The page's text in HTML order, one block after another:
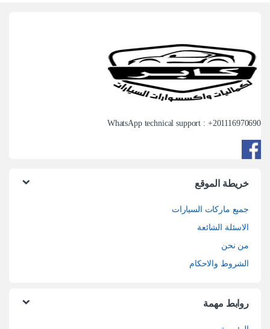
WhatsApp technical support : +201116970690
خريطة الموقع
جميع ماركات السيارات
الاسئلة الشائعة
من نحن
الشروط والاحكام
روابط مهمة